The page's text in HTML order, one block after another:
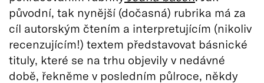
původní, tak nynější (dočasná) rubrika má za
cíl autorským čtením a interpretujícím (nikoliv
recenzujícím!) textem představovat básnické
tituly, které se na trhu objevily v nedávné
době, řekněme v posledním půlroce, někdy